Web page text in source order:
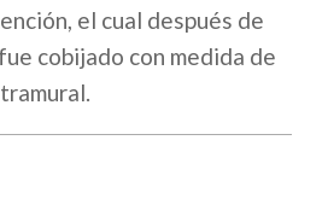
el cual después de
cobijado con medida de